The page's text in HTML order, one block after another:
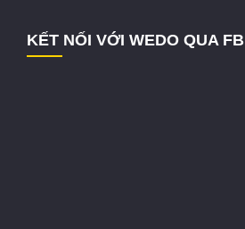
KẾT NỐI VỚI WEDO QUA FB